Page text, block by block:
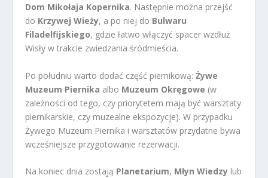
Dom Mikołaja Kopernika. Następnie można przejść
do Krzywej Wieży, a po niej do Bulwaru
Filadelfijskiego, gdzie łatwo włączyć spacer wzdłuż
Wisły w trakcie zwiedzania śródmieścia.
Po południu warto dodać część piernikową:Żywe
Muzeum Piernika albo Muzeum Okręgowe (w
zależności od tego, czy priorytetem mają być warsztaty
piernikarskie, czy muzealne ekspozycje). W przypadku
Żywego Muzeum Piernika i warsztatów przydatne bywa
wcześniejsze przygotowanie rezerwacji.
Na koniec dnia zostają Planetarium, Młyn Wiedzy lub